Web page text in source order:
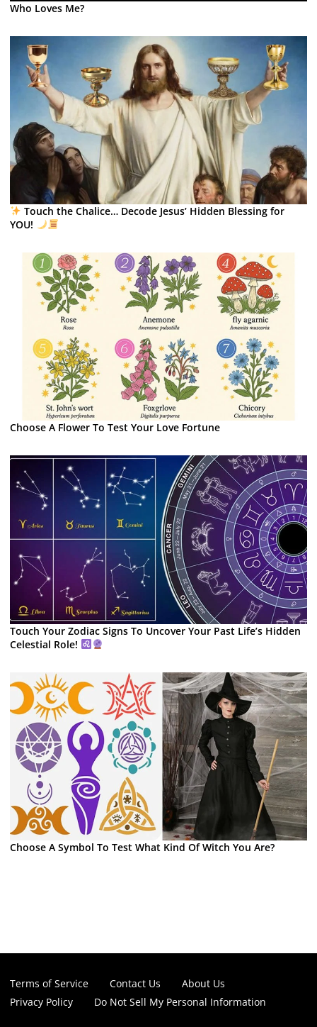
Who Loves Me?
Touch the Chalice… Decode Jesus’ Hidden Blessing for
YOU!
Choose A Flower To Test Your Love Fortune
Touch Your Zodiac Signs To Uncover Your Past Life’s Hidden
Celestial Role!
Choose A Symbol To Test What Kind Of Witch You Are?
Terms of Service Contact Us
About Us
Privacy Policy
Do Not Sell My Personal Information